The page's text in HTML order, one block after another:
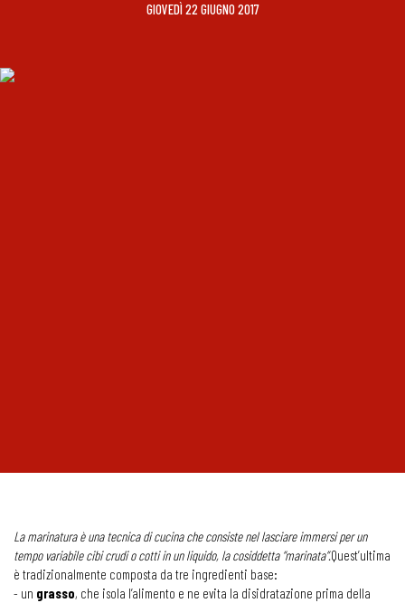
GIOVEDÌ 22 GIUGNO 2017
La marinatura è una tecnica di cucina che consiste nel lasciare immersi per un
tempo variabile cibi crudi o cotti in un liquido, la cosiddetta “marinata”.Quest’ultima
è tradizionalmente composta da tre ingredienti base:
- un grasso, che isola l’alimento e ne evita la disidratazione prima della